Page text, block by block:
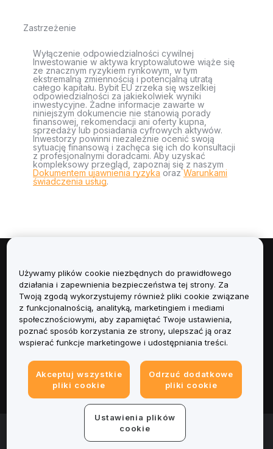
Zastrzeżenie
Wyłączenie odpowiedzialności cywilnej
Inwestowanie w aktywa kryptowalutowe wiąże się
ze znacznym ryzykiem rynkowym, w tym
ekstremalną zmiennością i potencjalną utratą
całego kapitału. Bybit EU zrzeka się wszelkiej
odpowiedzialności za jakiekolwiek wyniki
inwestycyjne. Żadne informacje zawarte w
niniejszym dokumencie nie stanowią porady
finansowej, rekomendacji ani oferty kupna,
sprzedaży lub posiadania cyfrowych aktywów.
Inwestorzy powinni niezależnie ocenić swoją
sytuację finansową i zachęca się ich do konsultacji
z profesjonalnymi doradcami. Aby uzyskać
kompleksowy przegląd, zapoznaj się z naszym
Dokumentem ujawnienia ryzyka orazWarunkami
świadczenia usług.
Informacje
Usługi
Obsługa Klienta
Informacje prawne
© 2025-2026 Bybit.eu. All rights reserved.
Używamy plików cookie niezbędnych do prawidłowego
działania i zapewnienia bezpieczeństwa tej strony. Za
Twoją zgodą wykorzystujemy również pliki cookie związane
z funkcjonalnością, analityką, marketingiem i mediami
społecznościowymi, aby zapamiętać Twoje ustawienia,
poznać sposób korzystania ze strony, ulepszać ją oraz
wspierać funkcje marketingowe i udostępniania treści.
Akceptuj wszystkie
pliki cookie
Odrzuć dodatkowe
pliki cookie
Ustawienia plików
cookie